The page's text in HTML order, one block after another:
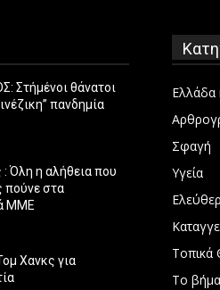
Στήμένοι θάνατοι
πανδημία
: Όλη η αλήθεια που
πούνε στα
ΜΜΕ
Χανκς για
Ελλάδα
Σφαγή
Υγεία
Τοπικά
Το